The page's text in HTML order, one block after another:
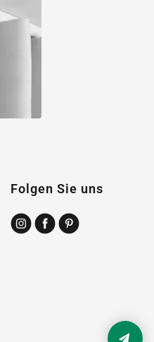
Folgen Sie uns